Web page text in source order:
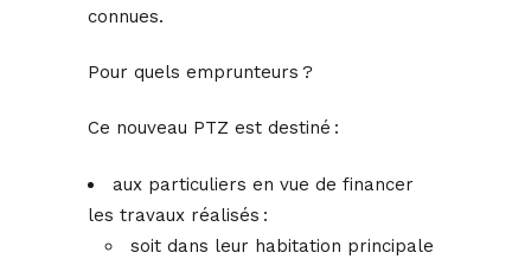
connues.
Pour quels emprunteurs ?
Ce nouveau PTZ est destiné :
aux particuliers en vue de financer
les travaux réalisés :
soit dans leur habitation principale